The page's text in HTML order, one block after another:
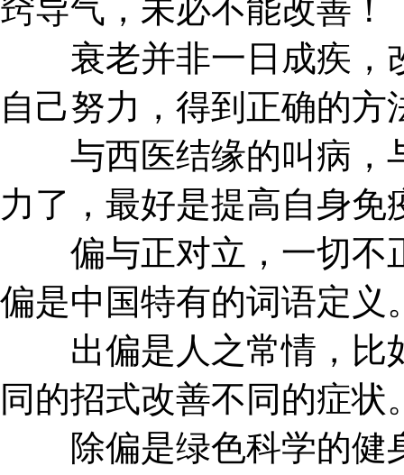
窍导气，未必不能改善！
衰老并非一日成疾，
自己努力，得到正确的方
与西医结缘的叫病，
力了，最好是提高自身免
偏与正对立，一切不
偏是中国特有的词语定义
出偏是人之常情，比
同的招式改善不同的症状
除偏是绿色科学的健